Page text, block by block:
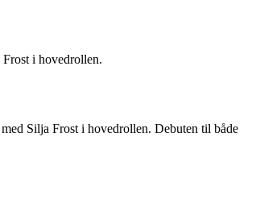
Frost i hovedrollen.
Silja Frost i hovedrollen. Debuten til både